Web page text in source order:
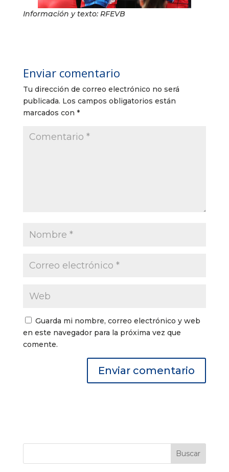
Información y texto: RFEVB
Enviar comentario
Tu dirección de correo electrónico no será
publicada. Los campos obligatorios están
marcados con *
Guarda mi nombre, correo electrónico y web
en este navegador para la próxima vez que
comente.